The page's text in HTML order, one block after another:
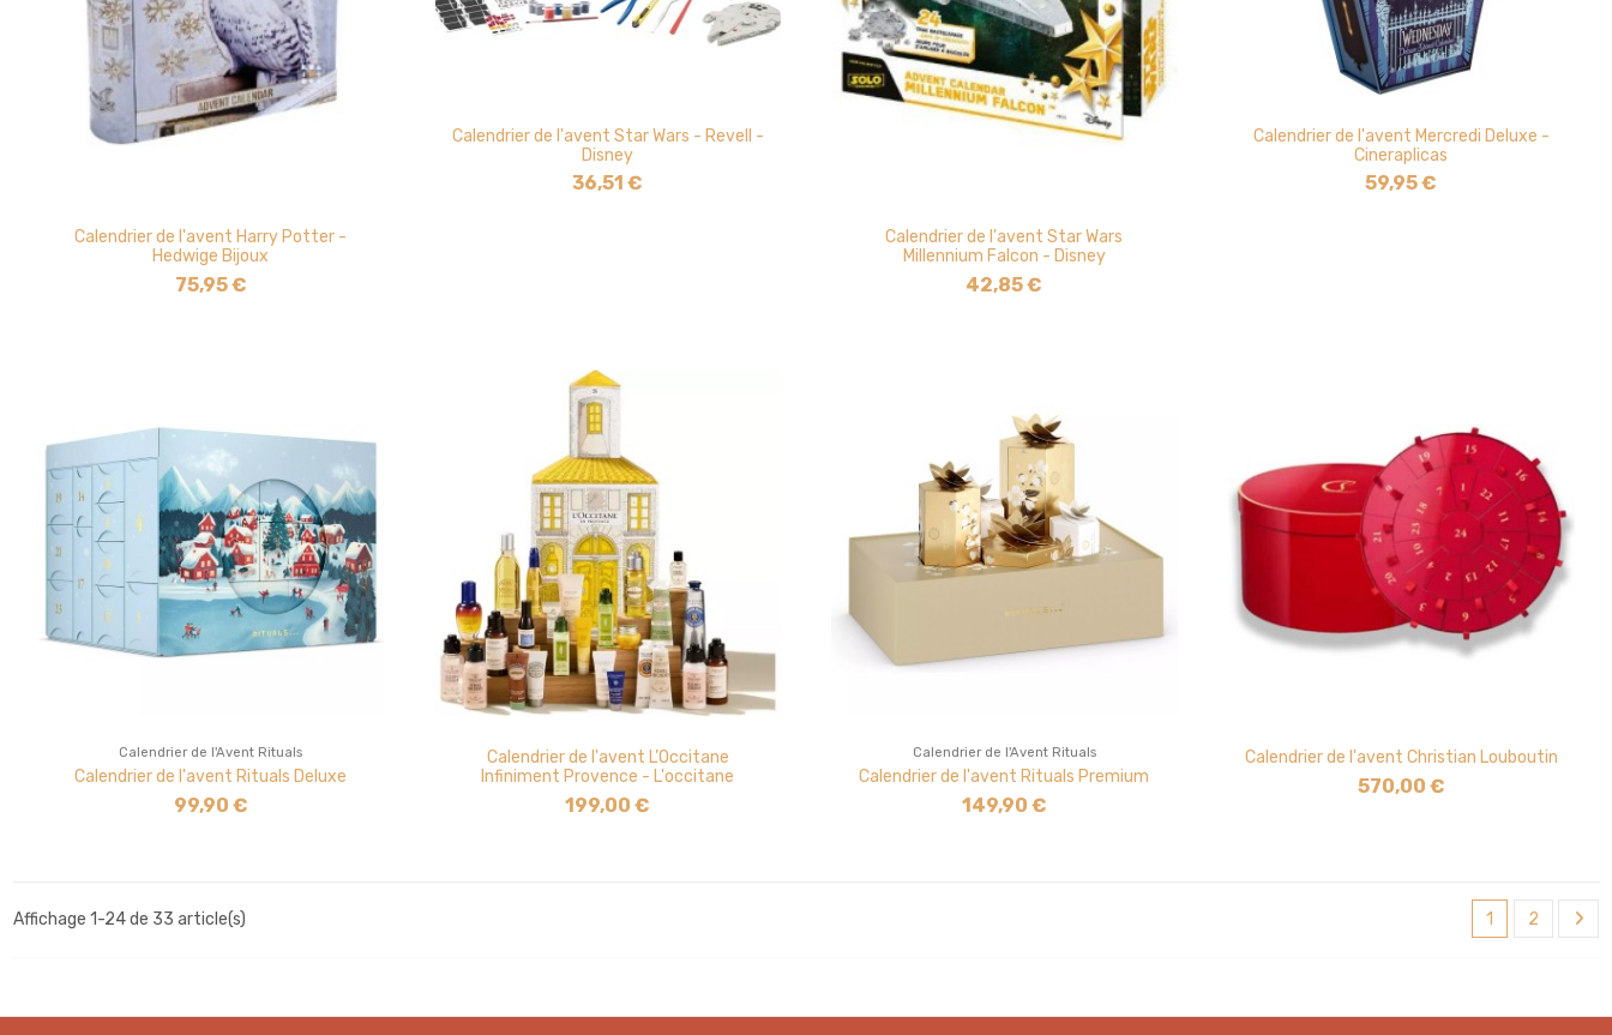
Calendrier de l'avent Harry Potter -
Hedwige Bijoux
75,95 €
Calendrier de l'avent Star Wars - Revell -
Disney
36,51 €
Calendrier de l'avent Star Wars
Millennium Falcon - Disney
42,85 €
Calendrier de l'avent Mercredi Deluxe -
Cineraplicas
59,95 €
Calendrier de l'Avent Rituals
Calendrier de l'avent Rituals Deluxe
99,90 €
Calendrier de l'avent L’Occitane
Infiniment Provence - L'occitane
199,00 €
Calendrier de l'Avent Rituals
Calendrier de l'avent Rituals Premium
149,90 €
Calendrier de l'avent Christian Louboutin
570,00 €
Affichage 1-24 de 33 article(s) 1 2